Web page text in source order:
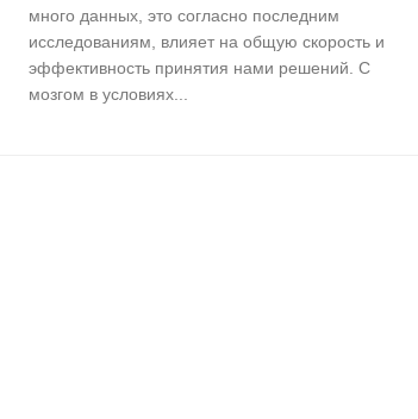
много данных, это согласно последним
исследованиям, влияет на общую скорость и
эффективность принятия нами решений. С
мозгом в условиях...